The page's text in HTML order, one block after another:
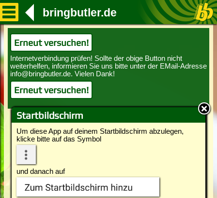
Startbildschirm
Um diese App auf deinem Startbildschirm abzulegen,
klicke bitte auf das Symbol
und danach auf
bringbutler.de
Erneut versuchen!
Erneut versuchen!